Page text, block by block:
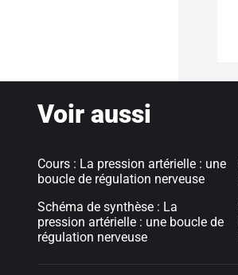
Voir aussi
Cours : La pression artérielle : une
boucle de régulation nerveuse
Schéma de synthèse : La
pression artérielle : une boucle de
régulation nerveuse